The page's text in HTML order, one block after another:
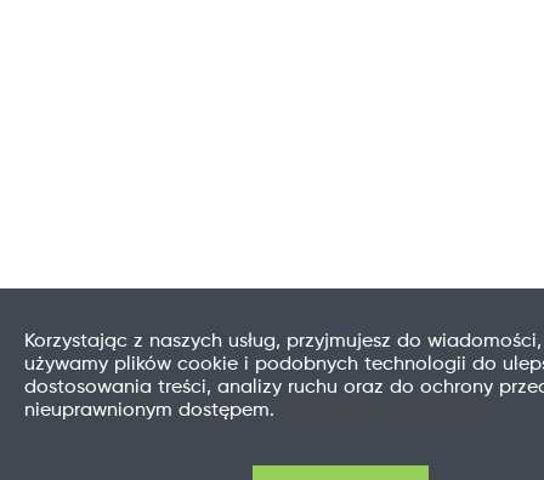
Korzystając z naszych usług, przyjmujesz do
używamy plików cookie i podobnych technologii do
dostosowania treści, analizy ruchu oraz do ochrony
nieuprawnionym dostępem.